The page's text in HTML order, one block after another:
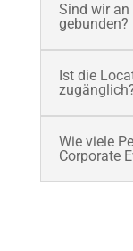
Sind wir an
gebunden?
Ist die
Wie viele
Corporate